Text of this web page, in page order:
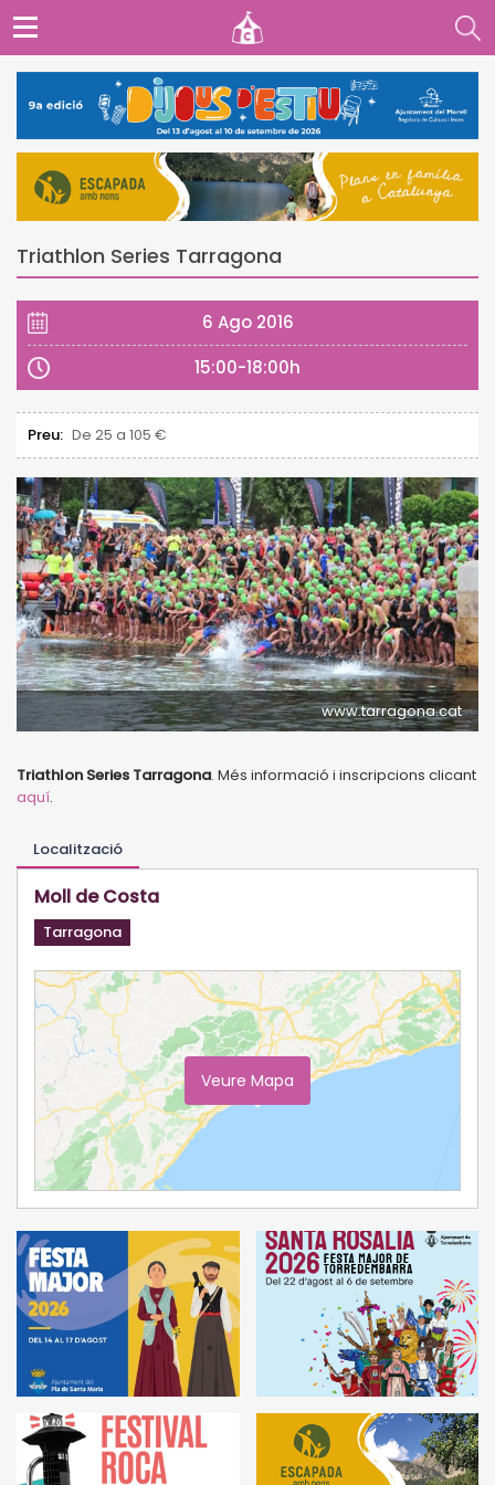
Triathlon Series Tarragona
6 Ago 2016
15:00-18:00h
Preu: De 25 a 105 €
www.tarragona.cat
Triathlon Series Tarragona. Més informació i inscripcions clicant
aquí.
Localització
Moll de Costa
Tarragona
Veure Mapa